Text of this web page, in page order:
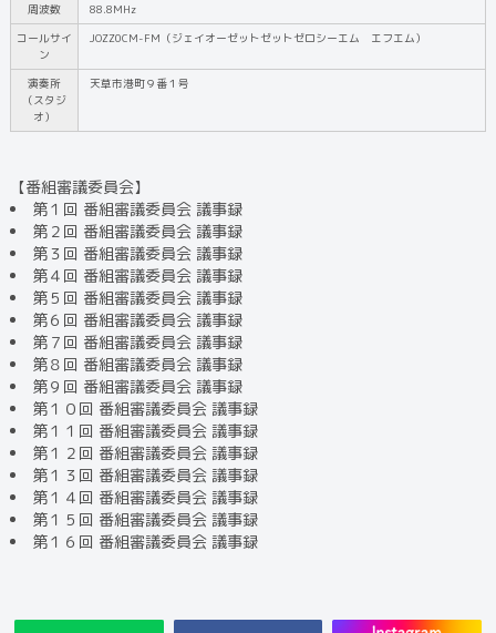
周波数
88.8MHz
コールサイ
ン
JOZZ0CM-FM（ジェイオーゼットゼットゼロシーエム エフエム）
演奏所
（スタジ
オ）
天草市港町９番１号
【番組審議委員会】
第１回 番組審議委員会 議事録
第２回 番組審議委員会 議事録
第３回 番組審議委員会 議事録
第４回 番組審議委員会 議事録
第５回 番組審議委員会 議事録
第６回 番組審議委員会 議事録
第７回 番組審議委員会 議事録
第８回 番組審議委員会 議事録
第９回 番組審議委員会 議事録
第１０回 番組審議委員会 議事録
第１１回 番組審議委員会 議事録
第１２回 番組審議委員会 議事録
第１３回 番組審議委員会 議事録
第１４回 番組審議委員会 議事録
第１５回 番組審議委員会 議事録
第１６回 番組審議委員会 議事録